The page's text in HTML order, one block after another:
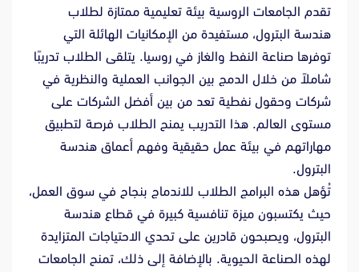
تقدم الجامعات الروسية بيئة تعليمية ممتازة لطلاب
هندسة البترول، مستفيدة من الإمكانيات الهائلة التي
توفرها صناعة النفط والغاز في روسيا. يتلقى الطلاب تدريبًا
شاملاً من خلال الدمج بين الجوانب العملية والنظرية في
شركات وحقول نفطية تعد من بين أفضل الشركات على
مستوى العالم. هذا التدريب يمنح الطلاب فرصة لتطبيق
مهاراتهم في بيئة عمل حقيقية وفهم أعماق هندسة
البترول.
تُؤهل هذه البرامج الطلاب للاندماج بنجاح في سوق العمل،
حيث يكتسبون ميزة تنافسية كبيرة في قطاع هندسة
البترول، ويصبحون قادرين على تحدي الاحتياجات المتزايدة
لهذه الصناعة الحيوية. بالإضافة إلى ذلك، تمنح الجامعات